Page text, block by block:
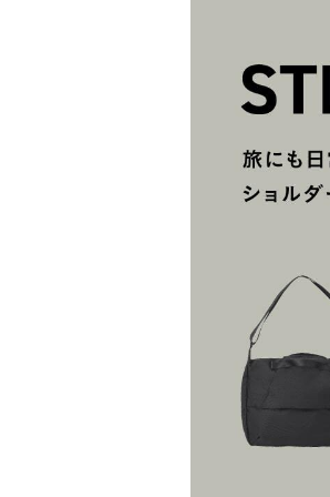
ランキング
コラム